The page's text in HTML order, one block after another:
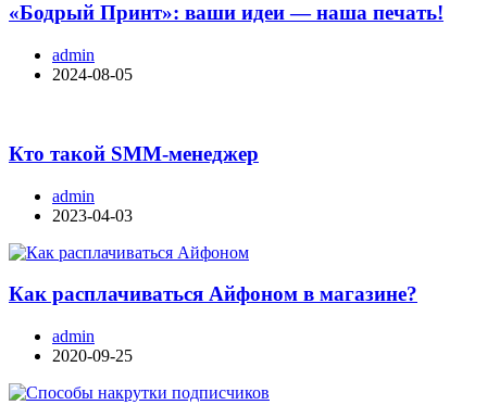
«Бодрый Принт»: ваши идеи — наша печать!
admin
2024-08-05
Кто такой SMM-менеджер
admin
2023-04-03
Как расплачиваться Айфоном в магазине?
admin
2020-09-25